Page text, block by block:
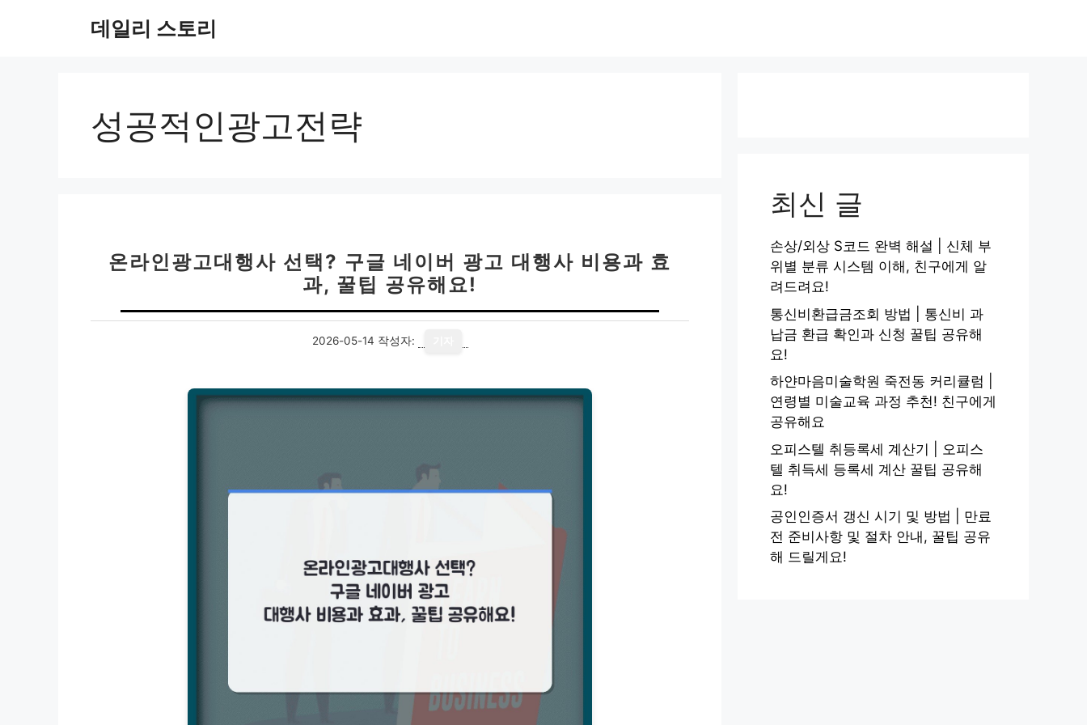
데일리 스토리
성공적인광고전략
온라인광고대행사 선택? 구글 네이버 광고 대행사 비용과 효
과, 꿀팁 공유해요!
2026-05-14 작성자:
최신 글
손상/외상 S코드 완벽 해설 | 신체 부
위별 분류 시스템 이해, 친구에게 알
려드려요!
통신비환급금조회 방법 | 통신비 과
납금 환급 확인과 신청 꿀팁 공유해
요!
하얀마음미술학원 죽전동 커리큘럼 |
연령별 미술교육 과정 추천! 친구에게
공유해요
오피스텔 취등록세 계산기 | 오피스
텔 취득세 등록세 계산 꿀팁 공유해
요!
공인인증서 갱신 시기 및 방법 | 만료
전 준비사항 및 절차 안내, 꿀팁 공유
해 드릴게요!